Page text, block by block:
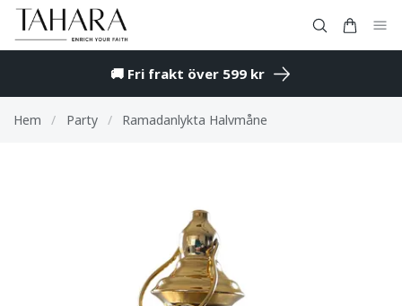
🚚 Fri frakt över 599 kr
Hem / Party / Ramadanlykta Halvmåne